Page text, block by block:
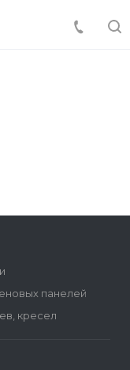
панелей
кресел